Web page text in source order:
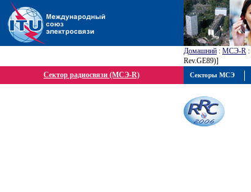
Домашний : МСЭ-R :
Rev.GE89)]
Сектор радиосвязи (МСЭ-R)
Секторы МСЭ